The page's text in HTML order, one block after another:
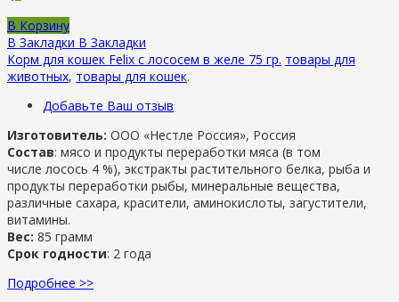
В Корзину
В Закладки В Закладки
Корм для кошек Felix с лососем в желе 75 гр. товары для
животных, товары для кошек.
Добавьте Ваш отзыв
Изготовитель: ООО «Нестле Россия», Россия
Состав: мясо и продукты переработки мяса (в том
числе лосось 4 %), экстракты растительного белка, рыба и
продукты переработки рыбы, минеральные вещества,
различные сахара, красители, аминокислоты, загустители,
витамины.
Вес: 85 грамм
Срок годности: 2 года
Подробнее >>